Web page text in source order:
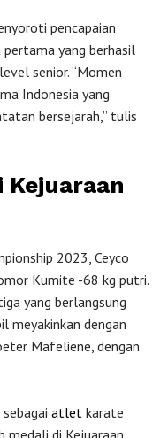
pencapaian
pertama yang berhasil
senior. “Momen
Indonesia yang
bersejarah,” tulis
Kejuaraan
2023, Ceyco
Kumite -68 kg putri.
yang berlangsung
meyakinkan dengan
Mafeliene, dengan
atlet karate